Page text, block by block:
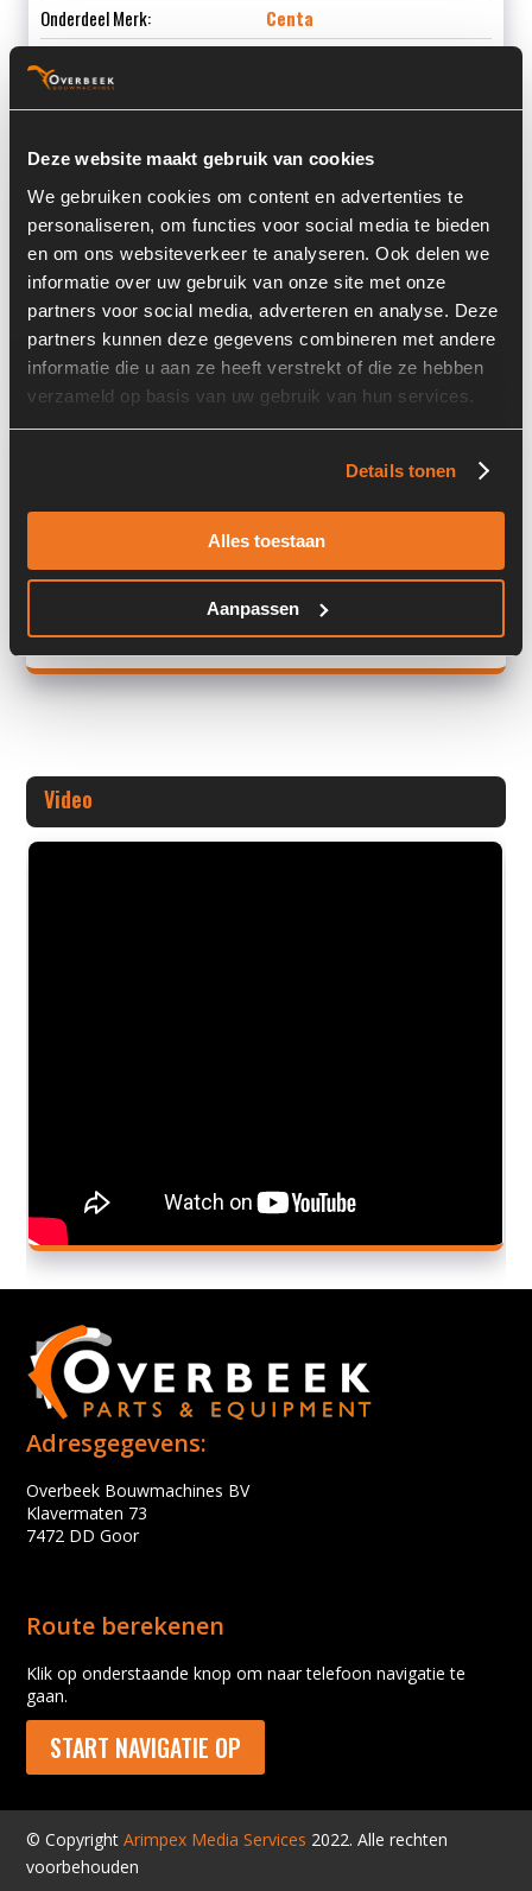
Deze website maakt gebruik van cookies
We gebruiken cookies om content en advertenties te
personaliseren, om functies voor social media te bieden
en om ons websiteverkeer te analyseren. Ook delen we
informatie over uw gebruik van onze site met onze
partners voor social media, adverteren en analyse. Deze
partners kunnen deze gegevens combineren met andere
informatie die u aan ze heeft verstrekt of die ze hebben
verzameld op basis van uw gebruik van hun services.
Details tonen
Alles toestaan
Aanpassen
Onderdeel Merk:
Centa
Onderdeel Type:
Informatie
Locatie:
3L1
Land:
Nederland
Gewicht:
3.20 kg
Type 2: CENTAFLEX CF-K -
+ Volledige overige informatie openen
Video
Adresgegevens:
Overbeek Bouwmachines BV
Klavermaten 73
7472 DD Goor
Route berekenen
Klik op onderstaande knop om naar telefoon navigatie te
gaan.
START NAVIGATIE OP
© CopyrightArimpex Media Services 2022. Alle rechten
voorbehouden